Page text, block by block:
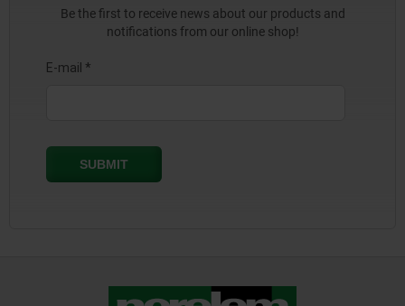
Be the first to receive news about our products and
notifications from our online shop!